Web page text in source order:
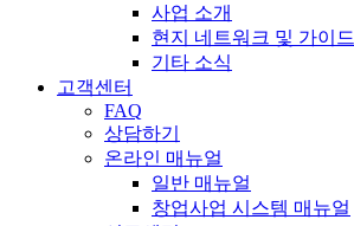
사업 소개
현지 네트워크 및 가이드
기타 소식
고객센터
FAQ
상담하기
온라인 매뉴얼
일반 매뉴얼
창업사업 시스템 매뉴얼